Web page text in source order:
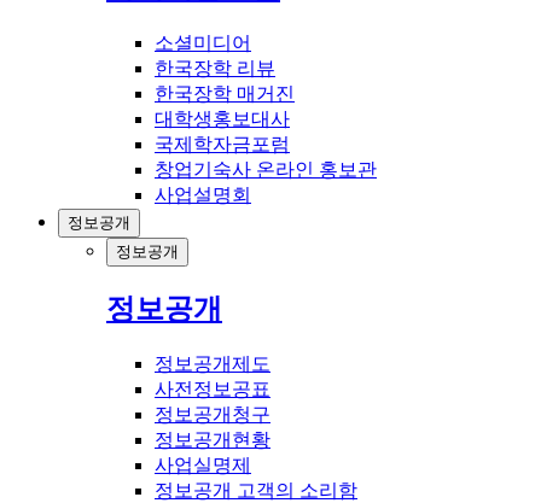
소셜미디어
한국장학 리뷰
한국장학 매거진
대학생홍보대사
국제학자금포럼
창업기숙사 온라인 홍보관
사업설명회
정보공개
정보공개
정보공개
정보공개제도
사전정보공표
정보공개청구
정보공개현황
사업실명제
정보공개 고객의 소리함